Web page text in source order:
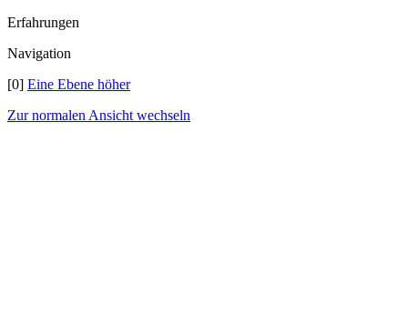
Erfahrungen
Navigation
[0] Eine Ebene höher
Zur normalen Ansicht wechseln